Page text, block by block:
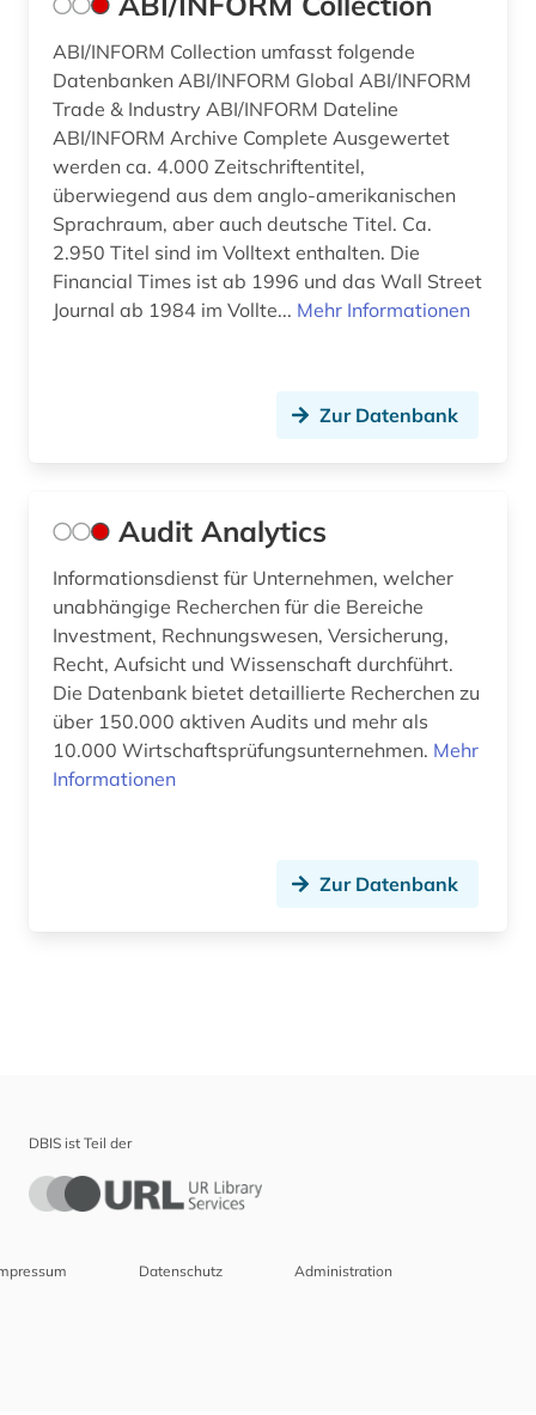
ABI/INFORM Collection umfasst folgende
Datenbanken ABI/INFORM Global ABI/INFORM
Trade & Industry ABI/INFORM Dateline
ABI/INFORM Archive Complete Ausgewertet
werden ca. 4.000 Zeitschriftentitel,
überwiegend aus dem anglo-amerikanischen
Sprachraum, aber auch deutsche Titel. Ca.
2.950 Titel sind im Volltext enthalten. Die
Financial Times ist ab 1996 und das Wall Street
Journal ab 1984 im Vollte... Mehr Informationen
Zur Datenbank
Audit Analytics
Informationsdienst für Unternehmen, welcher
unabhängige Recherchen für die Bereiche
Investment, Rechnungswesen, Versicherung,
Recht, Aufsicht und Wissenschaft durchführt.
Die Datenbank bietet detaillierte Recherchen zu
über 150.000 aktiven Audits und mehr als
10.000 Wirtschaftsprüfungsunternehmen. Mehr
Informationen
Zur Datenbank
DBIS ist Teil der
Datenschutz Administration